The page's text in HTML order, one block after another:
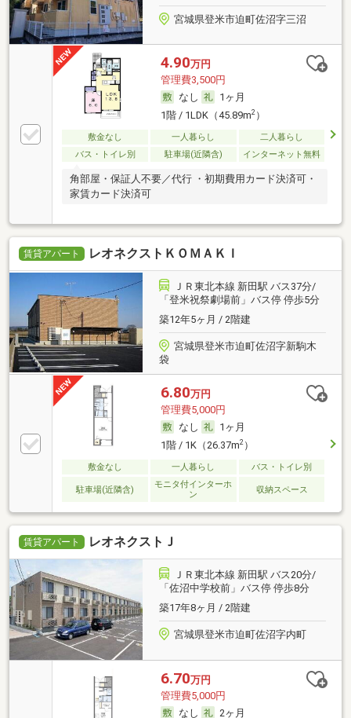
宮城県登米市迫町佐沼字三沼
4.90万円
管理費3,500円
なし
1ヶ月
1階 / 1LDK（45.89m2）
敷金なし 一人暮らし
二人暮らし
バス・トイレ別
駐車場(近隣含) インターネット無料
角部屋・保証人不要／代行 ・初期費用カード決済可・
家賃カード決済可
賃貸アパート レオネクストＫＯＭＡＫＩ
ＪＲ東北本線 新田駅 バス37分/
「登米祝祭劇場前」バス停 停歩5分
築12年5ヶ月 / 2階建
宮城県登米市迫町佐沼字新駒木
袋
6.80万円
管理費5,000円
なし
1ヶ月
1階 / 1K（26.37m2）
敷金なし 一人暮らし バス・トイレ別
駐車場(近隣含)
モニタ付インターホ
ン
収納スペース
賃貸アパート レオネクストＪ
ＪＲ東北本線 新田駅 バス20分/
「佐沼中学校前」バス停 停歩8分
築17年8ヶ月 / 2階建
宮城県登米市迫町佐沼字内町
6.70万円
管理費5,000円
なし
2ヶ月